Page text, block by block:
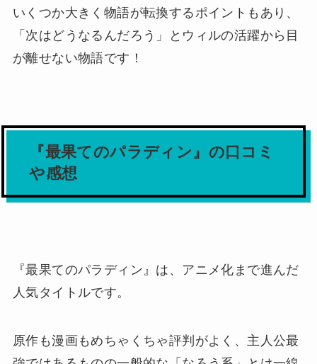
いくつか大きく物語が転換するポイントもあり、
「次はどうなるんだろう」とウィルの活躍から目
が離せない物語です！
『最果てのパラディン』の口コミ
や感想
『最果てのパラディン』は、アニメ化まで進んだ
人気タイトルです。
原作も漫画もめちゃくちゃ評判がよく、主人公最